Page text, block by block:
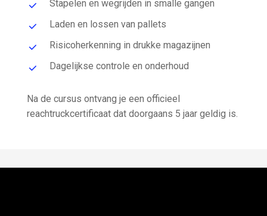
Stapelen en wegrijden in smalle gangen
Laden en lossen van pallets
Risicoherkenning in drukke magazijnen
Dagelijkse controle en onderhoud
Na de cursus ontvang je een officieel
reachtruckcertificaat dat doorgaans 5 jaar geldig is.